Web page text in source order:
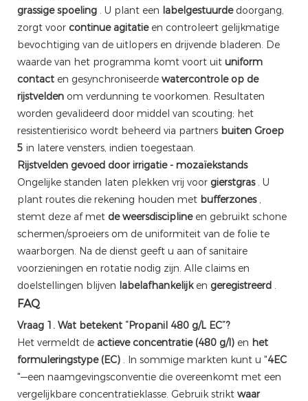
grassige spoeling . U plant een labelgestuurdedoorgang,
zorgt voor continue agitatieen controleert gelijkmatige
bevochtiging van de uitlopers en drijvende bladeren. De
waarde van het programma komt voort uit uniform
contact en gesynchroniseerde watercontrole op de
rijstvelden om verdunning te voorkomen. Resultaten
worden gevalideerd door middel van scouting; het
resistentierisico wordt beheerd via partners buiten Groep
5 in latere vensters, indien toegestaan.
Rijstvelden gevoed door irrigatie - mozaïekstands
Ongelijke standen laten plekken vrij voor gierstgras. U
plant routes die rekening houden met bufferzones,
stemt deze af met de weersdisciplineen gebruikt schone
schermen/sproeiers om de uniformiteit van de folie te
waarborgen. Na de dienst geeft u aan of sanitaire
voorzieningen en rotatie nodig zijn. Alle claims en
doelstellingen blijven labelafhankelijken geregistreerd .
FAQ
Vraag 1. Wat betekent “Propanil 480 g/L EC”?
Het vermeldt de actieve concentratie (480 g/l) en het
formuleringstype (EC) . In sommige markten kunt u "4EC
"—een naamgevingsconventie die overeenkomt met een
vergelijkbare concentratieklasse. Gebruik strikt waar